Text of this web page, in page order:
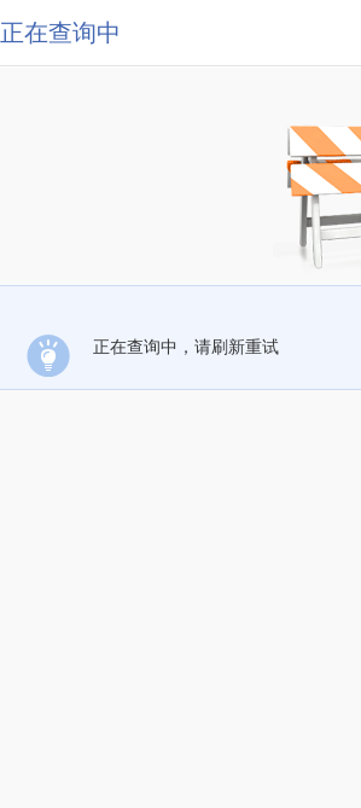
正在查询中
正在查询中，请刷新重试